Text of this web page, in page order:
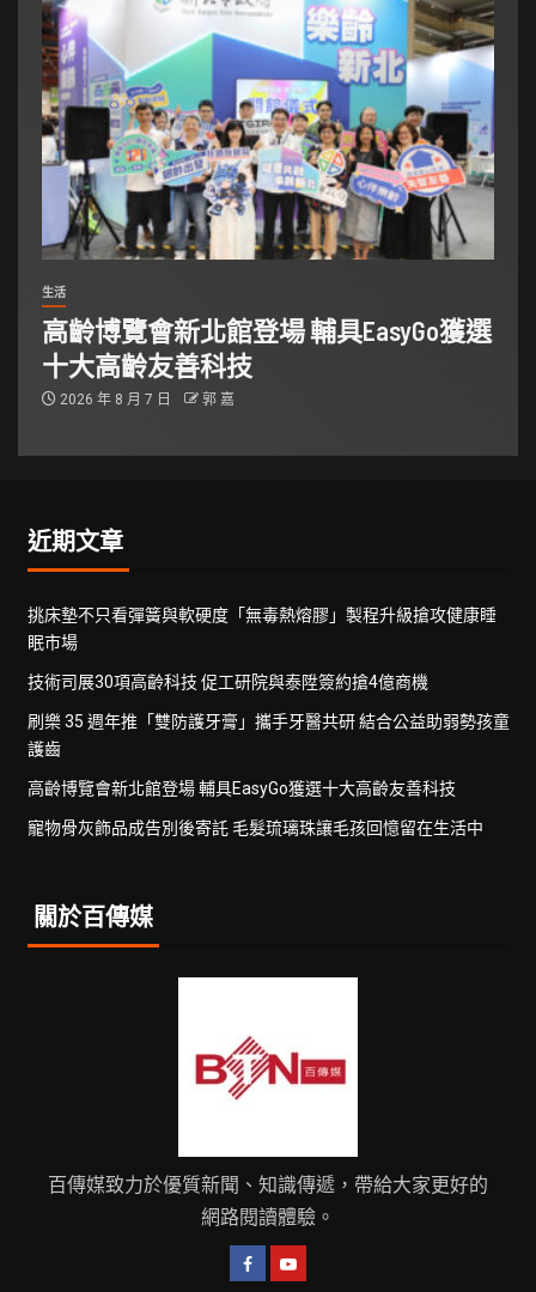
生活
高齡博覽會新北館登場 輔具EasyGo獲選
十大高齡友善科技
2026 年 8 月 7 日 郭 嘉
近期文章
挑床墊不只看彈簧與軟硬度「無毒熱熔膠」製程升級搶攻健康睡
眠市場
技術司展30項高齡科技 促工研院與泰陞簽約搶4億商機
刷樂 35 週年推「雙防護牙膏」攜手牙醫共研 結合公益助弱勢孩童
護齒
高齡博覽會新北館登場 輔具EasyGo獲選十大高齡友善科技
寵物骨灰飾品成告別後寄託 毛髮琉璃珠讓毛孩回憶留在生活中
關於百傳媒
百傳媒致力於優質新聞、知識傳遞，帶給大家更好的
網路閱讀體驗。